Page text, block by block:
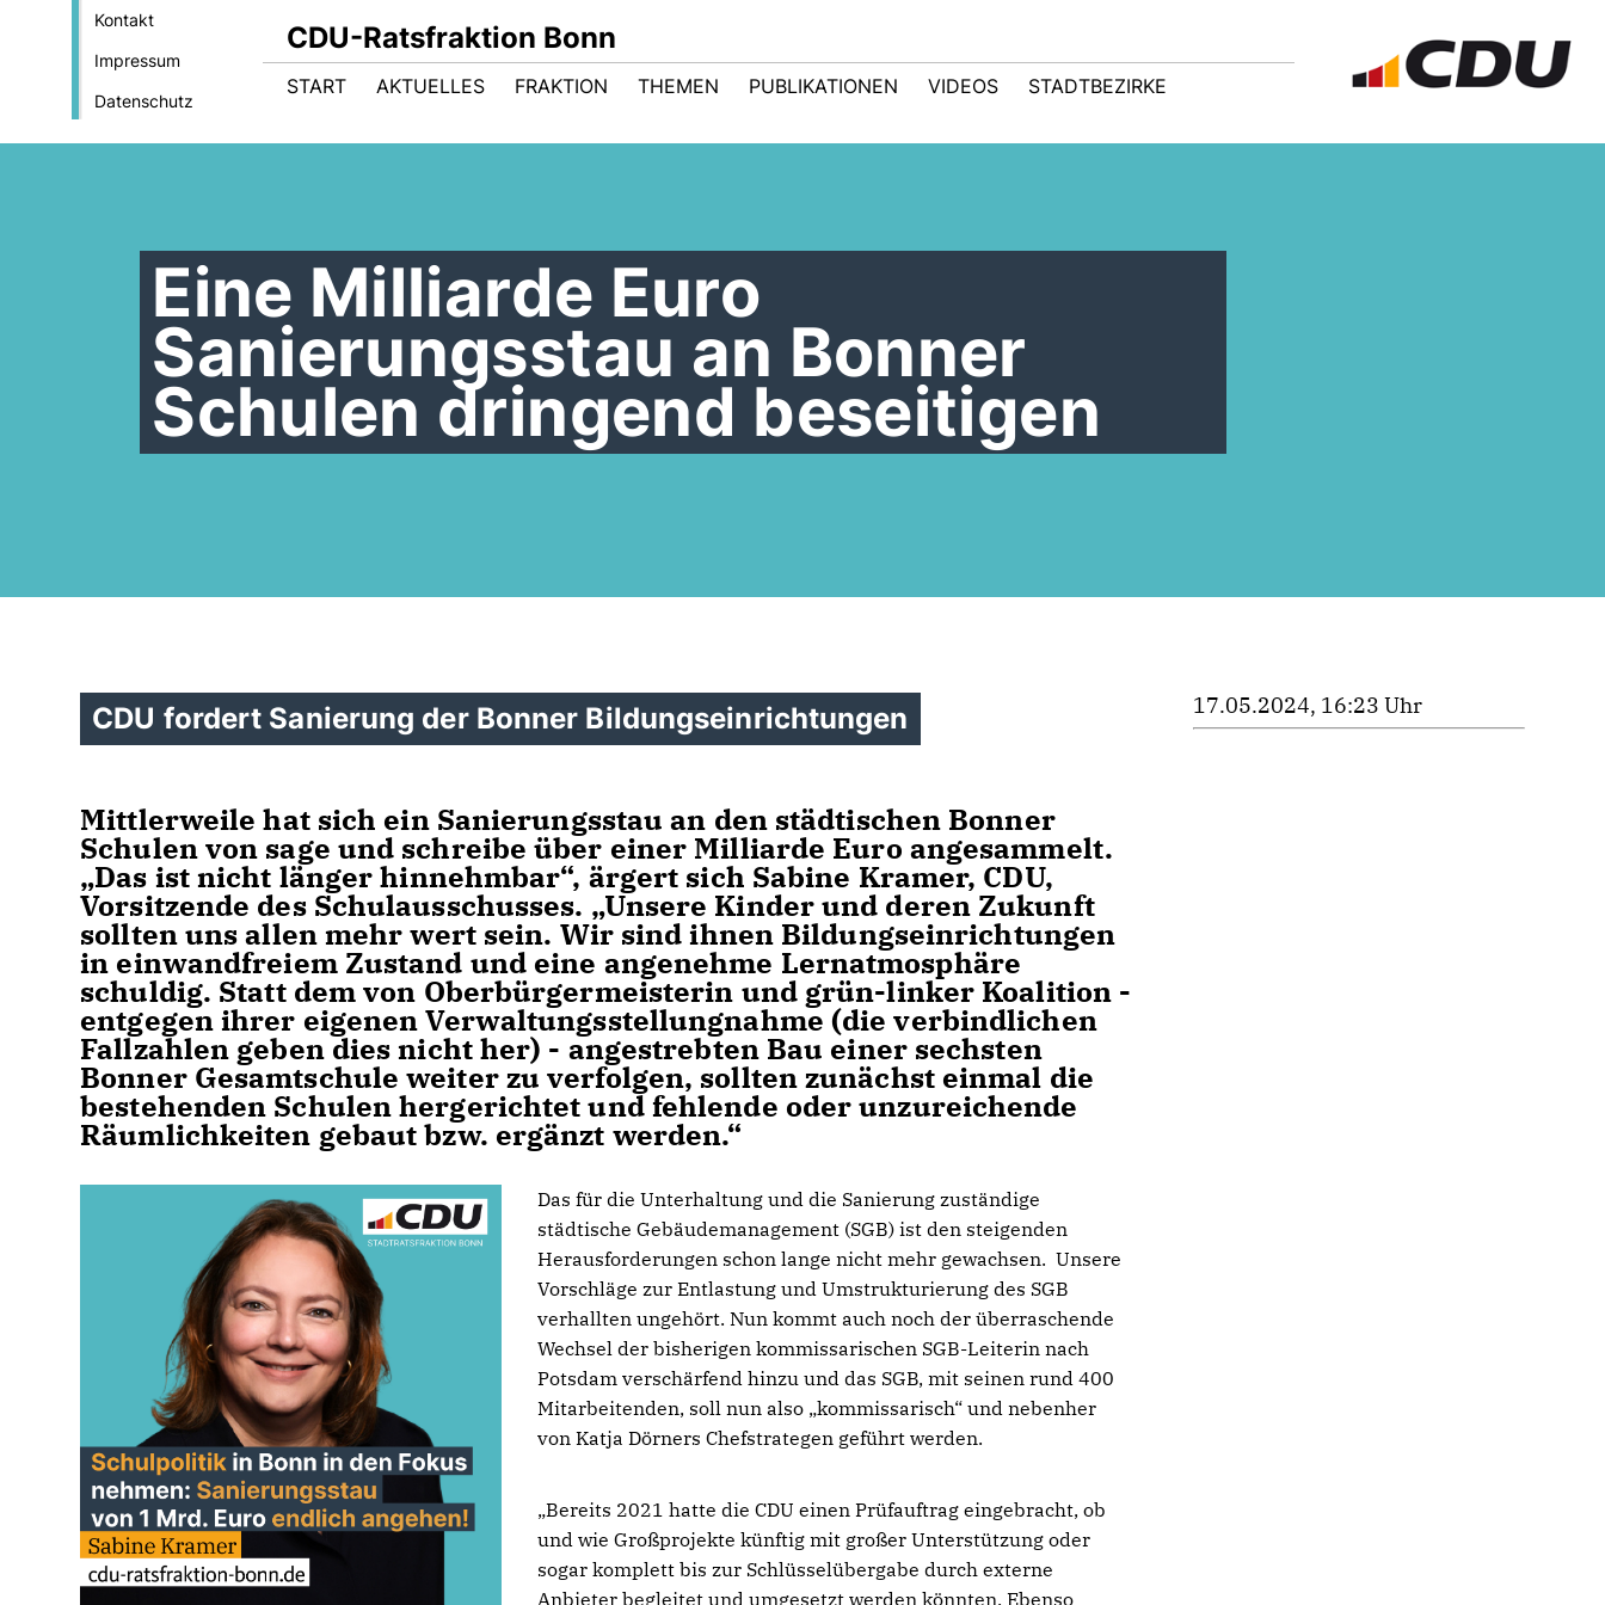
Kontakt
Impressum
Datenschutz
CDU-Ratsfraktion Bonn
START AKTUELLES FRAKTION THEMEN PUBLIKATIONEN VIDEOS STADTBEZIRKE
Eine Milliarde Euro
Sanierungsstau an Bonner
Schulen dringend beseitigen
CDU fordert Sanierung der Bonner Bildungseinrichtungen
Mittlerweile hat sich ein Sanierungsstau an den städtischen Bonner
Schulen von sage und schreibe über einer Milliarde Euro angesammelt.
Das ist nicht länger hinnehmbar“, ärgert sich Sabine Kramer, CDU,
Vorsitzende des Schulausschusses. „Unsere Kinder und deren Zukunft
sollten uns allen mehr wert sein. Wir sind ihnen Bildungseinrichtungen
in einwandfreiem Zustand und eine angenehme Lernatmosphäre
schuldig. Statt dem von Oberbürgermeisterin und grün-linker Koalition -
entgegen ihrer eigenen Verwaltungsstellungnahme (die verbindlichen
Fallzahlen geben dies nicht her) - angestrebten Bau einer sechsten
Bonner Gesamtschule weiter zu verfolgen, sollten zunächst einmal die
bestehenden Schulen hergerichtet und fehlende oder unzureichende
Räumlichkeiten gebaut bzw. ergänzt werden.“
Das für die Unterhaltung und die Sanierung zuständige
städtische Gebäudemanagement (SGB) ist den steigenden
Herausforderungen schon lange nicht mehr gewachsen. Unsere
Vorschläge zur Entlastung und Umstrukturierung des SGB
verhallten ungehört. Nun kommt auch noch der überraschende
Wechsel der bisherigen kommissarischen SGB-Leiterin nach
Potsdam verschärfend hinzu und das SGB, mit seinen rund 400
Mitarbeitenden, soll nun also „kommissarisch“ und nebenher
von Katja Dörners Chefstrategen geführt werden.
Bereits 2021 hatte die CDU einen Prüfauftrag eingebracht, ob
und wie Großprojekte künftig mit großer Unterstützung oder
sogar komplett bis zur Schlüsselübergabe durch externe
Anbieter begleitet und umgesetzt werden könnten. Ebenso
17.05.2024, 16:23 Uhr